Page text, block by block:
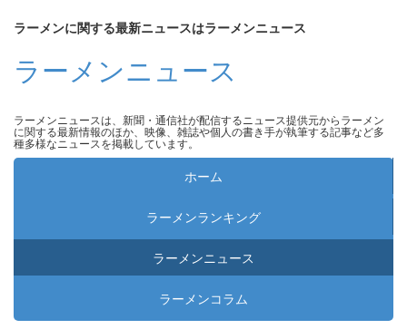
ラーメンに関する最新ニュースはラーメンニュース
ラーメンニュース
ラーメンニュースは、新聞・通信社が配信するニュース提供元からラーメン
に関する最新情報のほか、映像、雑誌や個人の書き手が執筆する記事など多
種多様なニュースを掲載しています。
ホーム
ラーメンランキング
ラーメンニュース
ラーメンコラム